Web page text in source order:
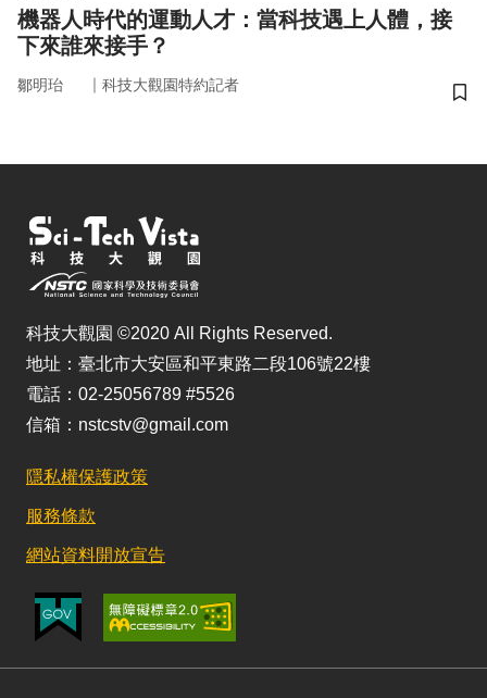
機器人時代的運動人才：當科技遇上人體，接
下來誰來接手？
鄒明珆 ｜ 科技大觀園特約記者
儲
科技大觀園 ©2020 All Rights Reserved.
地址：臺北市大安區和平東路二段106號22樓
電話：02-25056789 #5526
信箱：nstcstv@gmail.com
隱私權保護政策
服務條款
網站資料開放宣告